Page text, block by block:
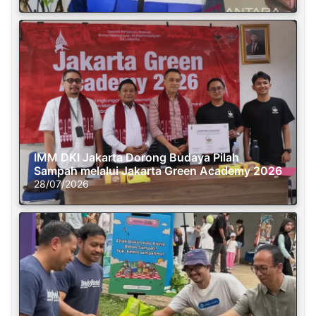
IMM DKI Jakarta Dorong Budaya Pilah
Sampah melalui Jakarta Green Academy 2026
28/07/2026